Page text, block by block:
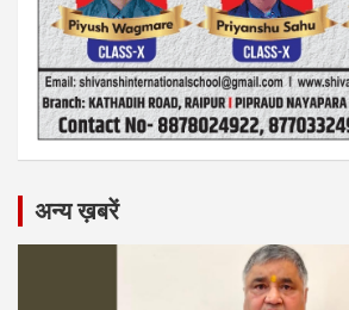
अन्य ख़बरें